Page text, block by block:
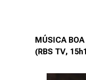
MÚSICA BOA
(RBS TV,